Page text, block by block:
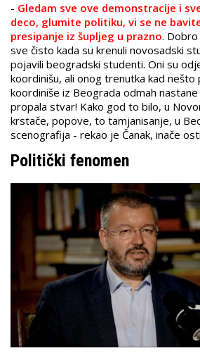
- Gledam sve ove demonstracije i
deco, glumite politiku, vi se ne
presipanje iz šupljeg u prazno.
sve čisto kada su krenuli novosadski
pojavili beogradski studenti. Oni su
koordinišu, ali onog trenutka kad nešto
koordiniše iz Beograda odmah
propala stvar! Kako god to bilo, u
krstače, popove, to tamjanisanje, u
scenografija - rekao je Čanak, inače
Politički fenomen